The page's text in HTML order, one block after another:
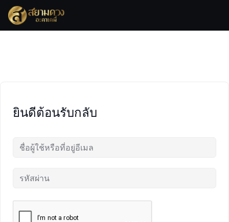
Skip
content
ยินดีต้อนรับกลับ